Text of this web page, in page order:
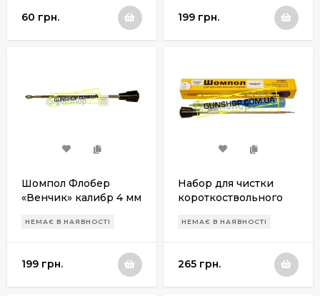
60 грн. 199 грн.
Шомпол Флобер
«Венчик» калибр 4 мм
НЕМАЄ В НАЯВНОСТІ
199 грн.
Набор для чистки
короткоствольного
(в картонной
НЕМАЄ В НАЯВНОСТІ
265 грн.